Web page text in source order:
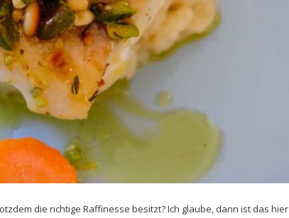
die richtige Raffinesse besitzt? Ich glaube, dann ist das hier